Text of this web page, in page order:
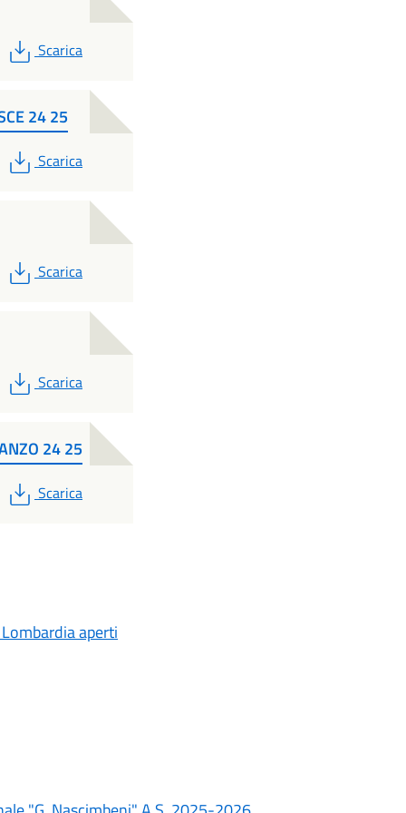
PDF
Scarica
24 25
PDF
Scarica
PDF
Scarica
PDF
Scarica
24 25
PDF
Scarica
aperti